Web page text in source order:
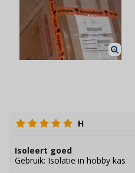
H
Isoleert goed
Gebruik: Isolatie in hobby kas